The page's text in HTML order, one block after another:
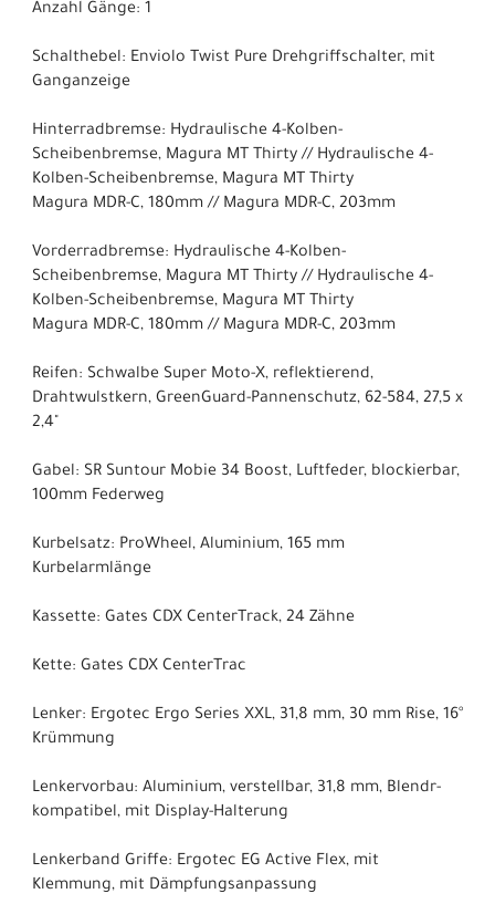
Anzahl Gänge: 1
Schalthebel: Enviolo Twist Pure Drehgriffschalter, mit
Ganganzeige
Hinterradbremse: Hydraulische 4-Kolben-
Scheibenbremse, Magura MT Thirty // Hydraulische 4-
Kolben-Scheibenbremse, Magura MT Thirty
Magura MDR-C, 180mm // Magura MDR-C, 203mm
Vorderradbremse: Hydraulische 4-Kolben-
Scheibenbremse, Magura MT Thirty // Hydraulische 4-
Kolben-Scheibenbremse, Magura MT Thirty
Magura MDR-C, 180mm // Magura MDR-C, 203mm
Reifen: Schwalbe Super Moto-X, reflektierend,
Drahtwulstkern, GreenGuard-Pannenschutz, 62-584, 27,5 x
2,4"
Gabel: SR Suntour Mobie 34 Boost, Luftfeder, blockierbar,
100mm Federweg
Kurbelsatz: ProWheel, Aluminium, 165 mm
Kurbelarmlänge
Kassette: Gates CDX CenterTrack, 24 Zähne
Kette: Gates CDX CenterTrac
Lenker: Ergotec Ergo Series XXL, 31,8 mm, 30 mm Rise, 16°
Krümmung
Lenkervorbau: Aluminium, verstellbar, 31,8 mm, Blendr-
kompatibel, mit Display-Halterung
Lenkerband Griffe: Ergotec EG Active Flex, mit
Klemmung, mit Dämpfungsanpassung